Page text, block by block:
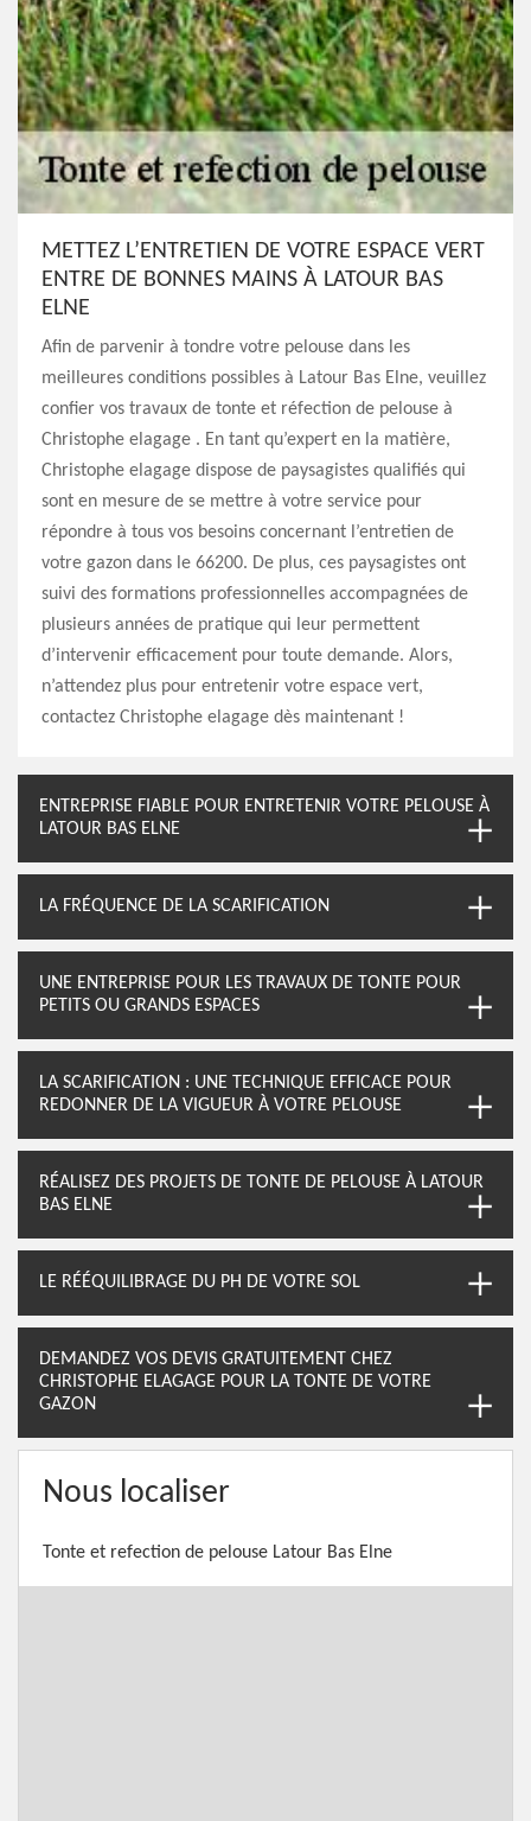
METTEZ L’ENTRETIEN DE VOTRE ESPACE VERT
ENTRE DE BONNES MAINS À LATOUR BAS
ELNE
Afin de parvenir à tondre votre pelouse dans les
meilleures conditions possibles à Latour Bas Elne, veuillez
confier vos travaux de tonte et réfection de pelouse à
Christophe elagage . En tant qu’expert en la matière,
Christophe elagage dispose de paysagistes qualifiés qui
sont en mesure de se mettre à votre service pour
répondre à tous vos besoins concernant l’entretien de
votre gazon dans le 66200. De plus, ces paysagistes ont
suivi des formations professionnelles accompagnées de
plusieurs années de pratique qui leur permettent
d’intervenir efficacement pour toute demande. Alors,
n’attendez plus pour entretenir votre espace vert,
contactez Christophe elagage dès maintenant !
ENTREPRISE FIABLE POUR ENTRETENIR VOTRE PELOUSE À
LATOUR BAS ELNE
LA FRÉQUENCE DE LA SCARIFICATION
UNE ENTREPRISE POUR LES TRAVAUX DE TONTE POUR
PETITS OU GRANDS ESPACES
LA SCARIFICATION : UNE TECHNIQUE EFFICACE POUR
REDONNER DE LA VIGUEUR À VOTRE PELOUSE
RÉALISEZ DES PROJETS DE TONTE DE PELOUSE À LATOUR
BAS ELNE
LE RÉÉQUILIBRAGE DU PH DE VOTRE SOL
DEMANDEZ VOS DEVIS GRATUITEMENT CHEZ
CHRISTOPHE ELAGAGE POUR LA TONTE DE VOTRE
GAZON
Nous localiser
Tonte et refection de pelouse Latour Bas Elne